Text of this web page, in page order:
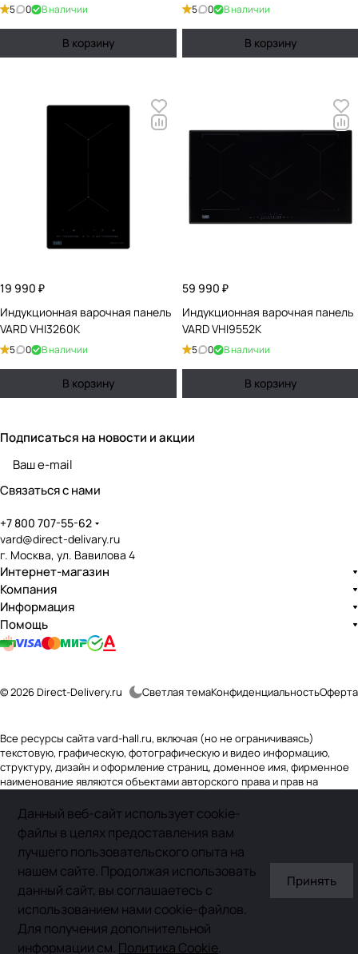
5 0 В наличии
В корзину
5 0 В наличии
В корзину
19 990 ₽
Индукционная варочная панель
VARD VHI3260K
5 0 В наличии
В корзину
59 990 ₽
Индукционная варочная панель
VARD VHI9552K
5 0 В наличии
В корзину
Подписаться на новости и акции
Связаться с нами
+7 800 707-55-62
vard@direct-delivary.ru
г. Москва, ул. Вавилова 4
Интернет-магазин
Компания
Информация
Помощь
© 2026 Direct-Delivery.ru Светлая темаКонфиденциальностьОферта
Все ресурсы сайта vard-hall.ru, включая (но не ограничиваясь)
текстовую, графическую, фотографическую и видео информацию,
структуру, дизайн и оформление страниц, доменное имя, фирменное
наименование являются объектами авторского права и прав на
законодательством и международными соглашениями об охране
авторских прав.
Главная Каталог Корзина Избранные Сравнение
Данный веб-сайт использует cookie-
файлы в целях предоставления вам
лучшего пользовательского опыта на
нашем сайте. Продолжая использовать
данный сайт, вы соглашаетесь с
использованием нами cookie-файлов.
Для получения дополнительной
информации см. Политика Cookie.
Принять